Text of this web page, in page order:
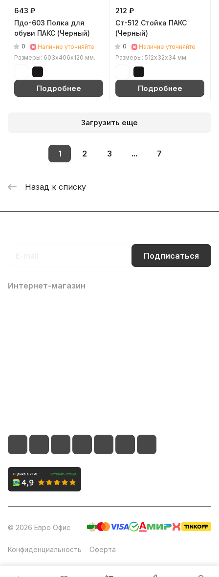
643 ₽
Пдо-603 Полка для
обуви ПАКС (Черный)
0
Наличие уточняйте
Размеры: 603х406х120 мм.
Подробнее
212 ₽
Ст-512 Стойка ПАКС
(Черный)
0
Наличие уточняйте
Размеры: 512х32х34 мм.
Подробнее
Загрузить еще
1 2 3 ... 7
Назад к списку
Подписаться
Интернет-магазин
© 2026 Евро Офис
Конфиденциальность Оферта